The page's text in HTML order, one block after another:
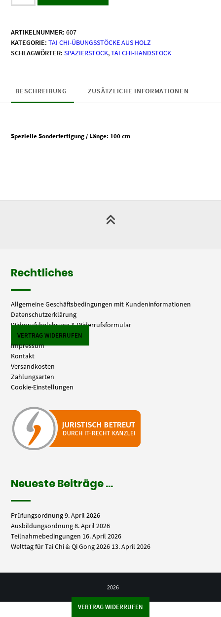
(Holz)
Menge
ARTIKELNUMMER: 607
KATEGORIE: TAI CHI-ÜBUNGSSTÖCKE AUS HOLZ
SCHLAGWÖRTER: SPAZIERSTOCK,TAI CHI-HANDSTOCK
BESCHREIBUNG ZUSÄTZLICHE INFORMATIONEN
Spezielle Sonderfertigung / Länge: 100 cm
Rechtliches
Allgemeine Geschäftsbedingungen mit Kundeninformationen
Datenschutzerklärung
Widerrufsbelehrung & Widerrufsformular
VERTRAG WIDERRUFEN
Impressum
Kontakt
Versandkosten
Zahlungsarten
Cookie-Einstellungen
Neueste Beiträge …
Prüfungsordnung9. April 2026
Ausbildungsordnung8. April 2026
Teilnahmebedingungen 16. April 2026
Welttag für Tai Chi & Qi Gong 2026 13. April 2026
2026
VERTRAG WIDERRUFEN